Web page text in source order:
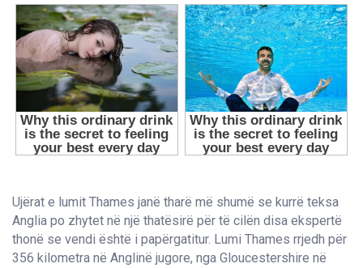
Ujërat e lumit Thames janë tharë më shumë se kurrë teksa
Anglia po zhytet në një thatësirë për të cilën disa ekspertë
thonë se vendi është i papërgatitur. Lumi Thames rrjedh për
356 kilometra në Anglinë jugore, nga Gloucestershire në